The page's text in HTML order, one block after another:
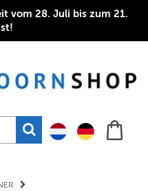
vom 28. Juli bis zum 21.